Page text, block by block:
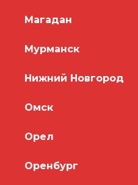
Магадан
Мурманск
Нижний Новгород
Омск
Орел
Оренбург